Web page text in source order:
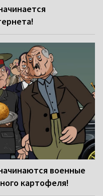
военные
картофеля!